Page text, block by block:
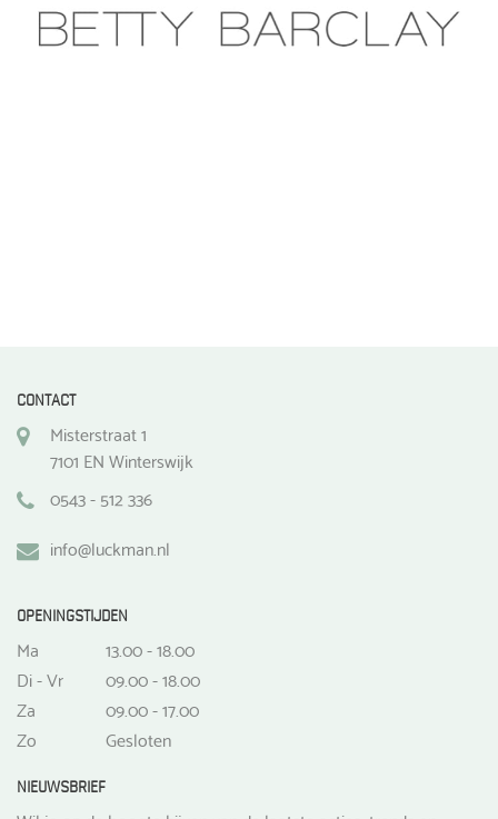
gekozen
worden
CONTACT
Misterstraat 1
7101 EN Winterswijk
0543 - 512 336
info@luckman.nl
OPENINGSTIJDEN
Ma
13.00 - 18.00
Di - Vr
09.00 - 18.00
Za
09.00 - 17.00
Zo
Gesloten
NIEUWSBRIEF